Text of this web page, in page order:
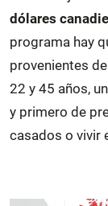
dólares
programa hay
provenientes
22 y 45 años,
y primero de
casados o vivir